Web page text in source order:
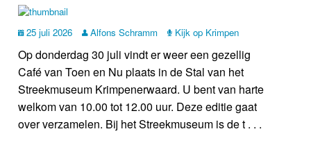
25 juli 2026 Alfons Schramm Kijk op Krimpen
Op donderdag 30 juli vindt er weer een gezellig
Café van Toen en Nu plaats in de Stal van het
Streekmuseum Krimpenerwaard. U bent van harte
welkom van 10.00 tot 12.00 uur. Deze editie gaat
over verzamelen. Bij het Streekmuseum is de t . . .